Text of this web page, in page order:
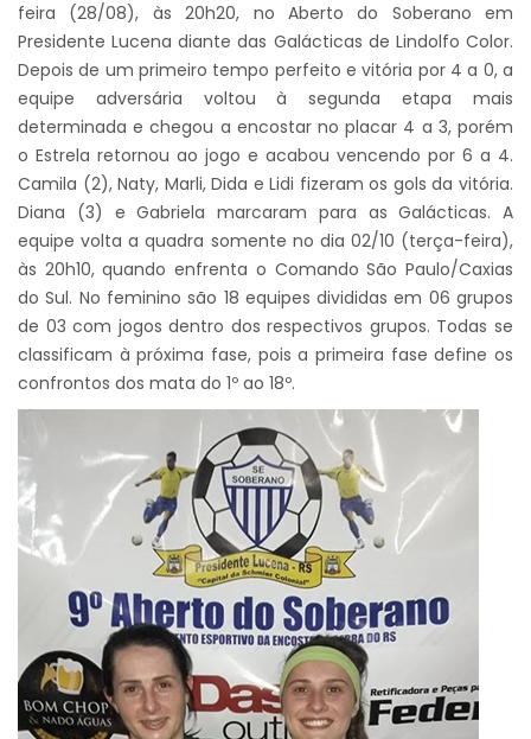
feira (28/08), às 20h20, no Aberto do Soberano em
Presidente Lucena diante das Galácticas de Lindolfo Color.
Depois de um primeiro tempo perfeito e vitória por 4 a 0, a
equipe adversária voltou à segunda etapa mais
determinada e chegou a encostar no placar 4 a 3, porém
o Estrela retornou ao jogo e acabou vencendo por 6 a 4.
Camila (2), Naty, Marli, Dida e Lidi fizeram os gols da vitória.
Diana (3) e Gabriela marcaram para as Galácticas. A
equipe volta a quadra somente no dia 02/10 (terça-feira),
às 20h10, quando enfrenta o Comando São Paulo/Caxias
do Sul. No feminino são 18 equipes divididas em 06 grupos
de 03 com jogos dentro dos respectivos grupos. Todas se
classificam à próxima fase, pois a primeira fase define os
confrontos dos mata do 1º ao 18º.